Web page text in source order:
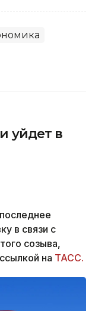
уйдет в
в связи с
созыва,
на ТАСС.